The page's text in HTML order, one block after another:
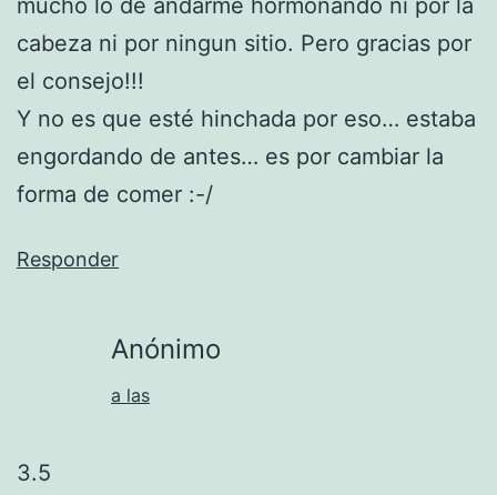
mucho lo de andarme hormonando ni por la
cabeza ni por ningun sitio. Pero gracias por
el consejo!!!
Y no es que esté hinchada por eso… estaba
engordando de antes… es por cambiar la
forma de comer :-/
Responder
Anónimo
a las
3.5